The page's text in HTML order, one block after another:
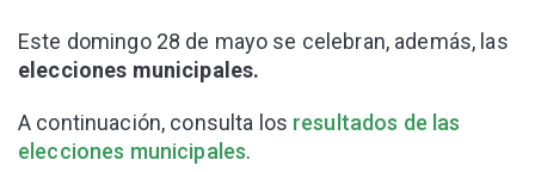
Este domingo 28 de mayo se celebran, además, las
elecciones municipales.
A continuación, consulta los resultados de las
elecciones municipales.